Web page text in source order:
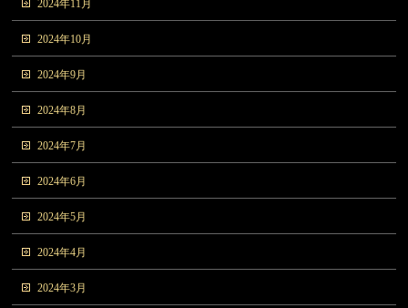
2024年11月
2024年10月
2024年9月
2024年8月
2024年7月
2024年6月
2024年5月
2024年4月
2024年3月